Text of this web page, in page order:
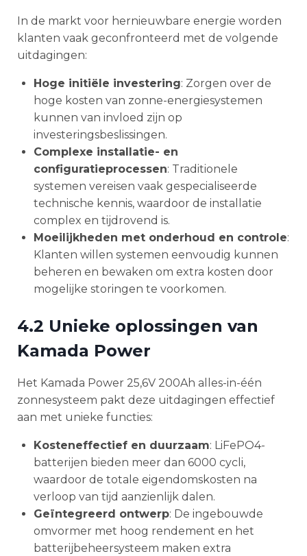
In de markt voor hernieuwbare energie worden
klanten vaak geconfronteerd met de volgende
uitdagingen:
Hoge initiële investering: Zorgen over de
hoge kosten van zonne-energiesystemen
kunnen van invloed zijn op
investeringsbeslissingen.
Complexe installatie- en
configuratieprocessen: Traditionele
systemen vereisen vaak gespecialiseerde
technische kennis, waardoor de installatie
complex en tijdrovend is.
Moeilijkheden met onderhoud en controle:
Klanten willen systemen eenvoudig kunnen
beheren en bewaken om extra kosten door
mogelijke storingen te voorkomen.
4.2 Unieke oplossingen van
Kamada Power
Het Kamada Power 25,6V 200Ah alles-in-één
zonnesysteem pakt deze uitdagingen effectief
aan met unieke functies:
Kosteneffectief en duurzaam: LiFePO4-
batterijen bieden meer dan 6000 cycli,
waardoor de totale eigendomskosten na
verloop van tijd aanzienlijk dalen.
Geïntegreerd ontwerp: De ingebouwde
omvormer met hoog rendement en het
batterijbeheersysteem maken extra